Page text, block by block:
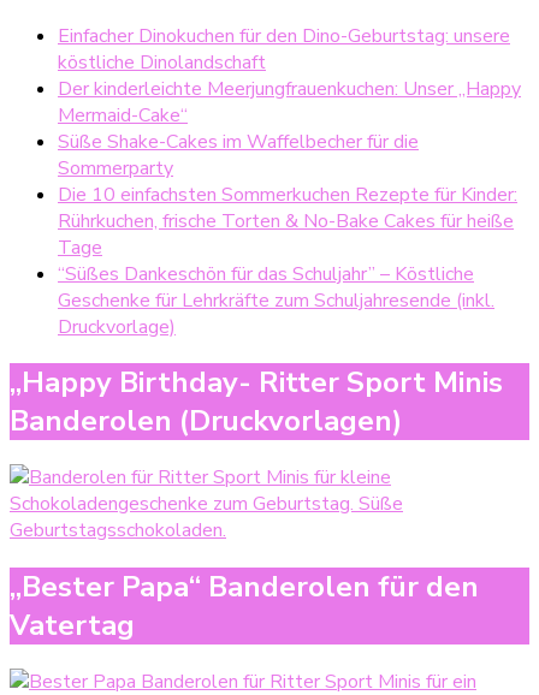
Einfacher Dinokuchen für den Dino-Geburtstag: unsere
köstliche Dinolandschaft
Der kinderleichte Meerjungfrauenkuchen: Unser „Happy
Mermaid-Cake“
Süße Shake-Cakes im Waffelbecher für die
Sommerparty
Die 10 einfachsten Sommerkuchen Rezepte für Kinder:
Rührkuchen, frische Torten & No-Bake Cakes für heiße
Tage
“Süßes Dankeschön für das Schuljahr” – Köstliche
Geschenke für Lehrkräfte zum Schuljahresende (inkl.
Druckvorlage)
„Happy Birthday- Ritter Sport Minis
Banderolen (Druckvorlagen)
„Bester Papa“ Banderolen für den
Vatertag